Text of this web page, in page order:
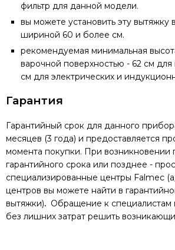
фильтр для данной модели.
вы можете установить эту
шириной 60 и более см.
рекомендуемая минимальная
варочной поверхностью - 62 см для
см для электрических и
Гарантия
Гарантийный срок для данного
месяцев (3 года) и предоставляется
момента покупки. При
гарантийного срока или позднее -
специализированные центры Falmec
центров вы можете найти в
вытяжки). Обращение к специалистам
без лишних затрат решить